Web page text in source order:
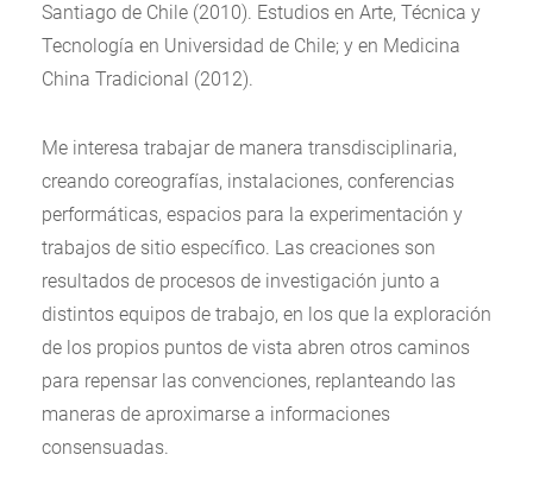
Santiago de Chile (2010). Estudios en Arte, Técnica y
Tecnología en Universidad de Chile; y en Medicina
China Tradicional (2012).
Me interesa trabajar de manera transdisciplinaria,
creando coreografías, instalaciones, conferencias
performáticas, espacios para la experimentación y
trabajos de sitio específico. Las creaciones son
resultados de procesos de investigación junto a
distintos equipos de trabajo, en los que la exploración
de los propios puntos de vista abren otros caminos
para repensar las convenciones, replanteando las
maneras de aproximarse a informaciones
consensuadas.